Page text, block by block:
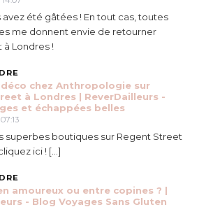
avez été gâtées ! En tout cas, toutes
me donnent envie de retourner
Londres !
chez Anthropologie sur
à Londres | ReverDailleurs -
et échappées belles
superbes boutiques sur Regent Street
ici ! […]
amoureux ou entre copines ? |
- Blog Voyages Sans Gluten